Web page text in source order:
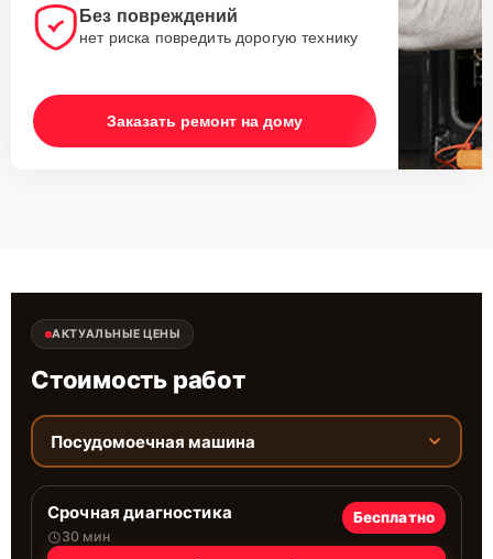
Без повреждений
нет риска повредить дорогую технику
Заказать ремонт на дому
АКТУАЛЬНЫЕ ЦЕНЫ
Стоимость работ
Посудомоечная машина
Срочная диагностика
30 мин
Бесплатно